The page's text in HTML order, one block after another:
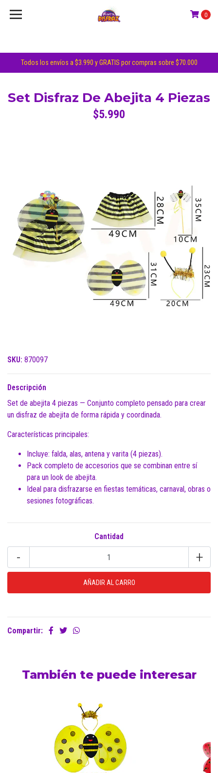
Todos los envíos a $3.990 y GRATIS por compras sobre $70.000
0
Set Disfraz De Abejita 4 Piezas
$5.990
SKU: 870097
Descripción
Set de abejita 4 piezas — Conjunto completo pensado para crear
un disfraz de abejita de forma rápida y coordinada.
Características principales:
Incluye: falda, alas, antena y varita (4 piezas).
Pack completo de accesorios que se combinan entre sí
para un look de abejita.
Ideal para disfrazarse en fiestas temáticas, carnaval, obras o
sesiones fotográficas.
Cantidad
- +
Compartir:
También te puede interesar